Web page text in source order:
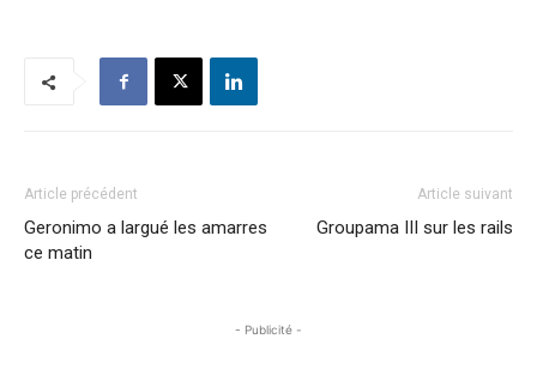
Article précédent
Geronimo a largué les amarres
ce matin
Article suivant
Groupama III sur les rails
- Publicité -